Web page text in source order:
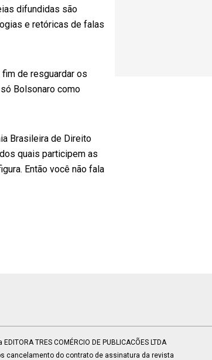
difundidas são
e retóricas de falas
de resguardar os
Bolsonaro como
Brasileira de Direito
quais participem as
Então você não fala
TRES COMÉRCIO DE PUBLICACÕES LTDA
cancelamento do contrato de assinatura da revista